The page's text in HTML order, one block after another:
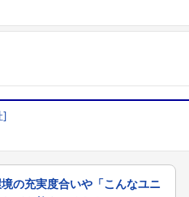
]
の充実度合いや「こんなユニ